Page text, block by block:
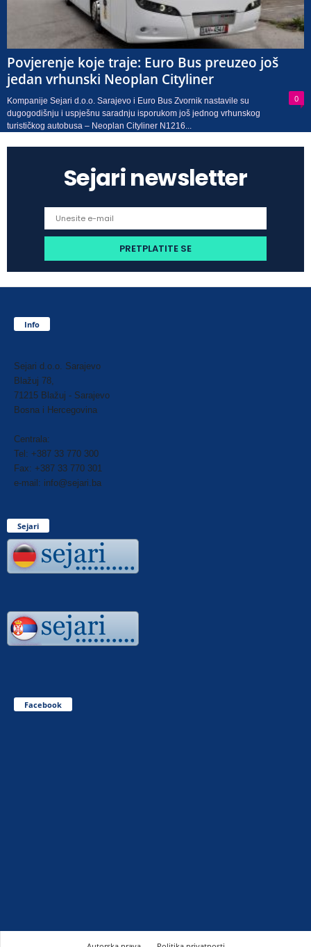
Povjerenje koje traje: Euro Bus preuzeo još
jedan vrhunski Neoplan Cityliner
0
Kompanije Sejari d.o.o. Sarajevo i Euro Bus Zvornik nastavile su
dugogodišnju i uspješnu saradnju isporukom još jednog vrhunskog
turističkog autobusa – Neoplan Cityliner N1216...
Sejari newsletter
Info
Sejari d.o.o. Sarajevo
Blažuj 78,
71215 Blažuj - Sarajevo
Bosna i Hercegovina
Centrala:
Tel: +387 33 770 300
Fax: +387 33 770 301
e-mail: info@sejari.ba
Sejari
Facebook